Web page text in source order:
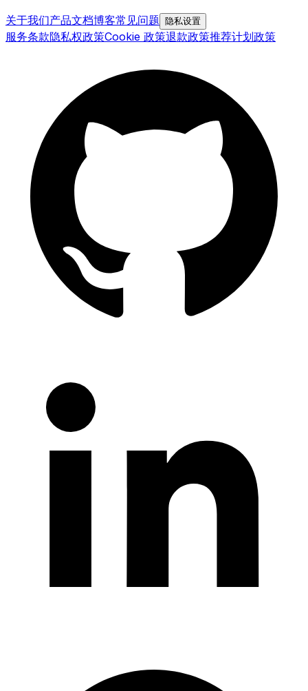
关于我们产品文档博客常见问题 隐私设置
服务条款隐私权政策Cookie 政策退款政策推荐计划政策